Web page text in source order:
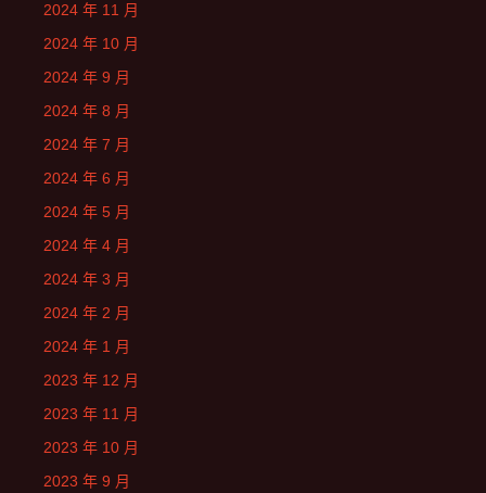
2024 年 11 月
2024 年 10 月
2024 年 9 月
2024 年 8 月
2024 年 7 月
2024 年 6 月
2024 年 5 月
2024 年 4 月
2024 年 3 月
2024 年 2 月
2024 年 1 月
2023 年 12 月
2023 年 11 月
2023 年 10 月
2023 年 9 月